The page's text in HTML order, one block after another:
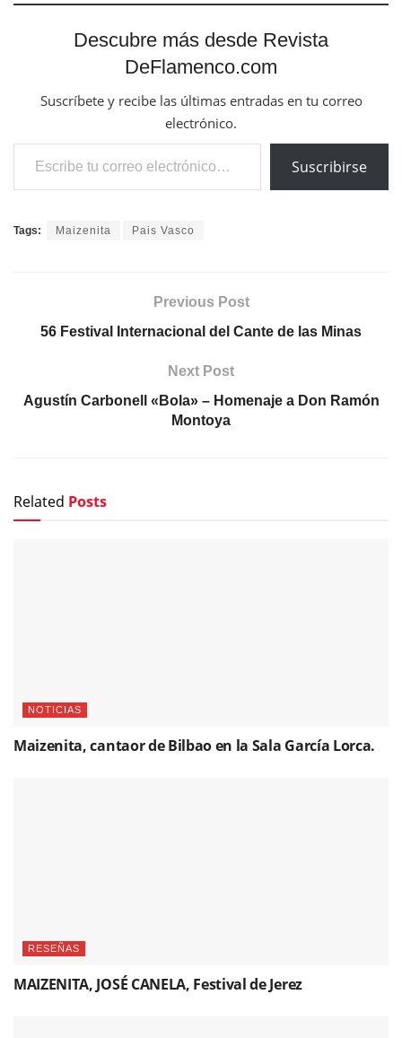
Descubre más desde Revista
DeFlamenco.com
Suscríbete y recibe las últimas entradas en tu correo
electrónico.
Escribe tu correo electrónico…
Suscribirse
Tags: Maizenita Pais Vasco
Previous Post
56 Festival Internacional del Cante de las Minas
Next Post
Agustín Carbonell «Bola» – Homenaje a Don Ramón
Montoya
Related Posts
NOTICIAS
Maizenita, cantaor de Bilbao en la Sala García Lorca.
RESEÑAS
MAIZENITA, JOSÉ CANELA, Festival de Jerez